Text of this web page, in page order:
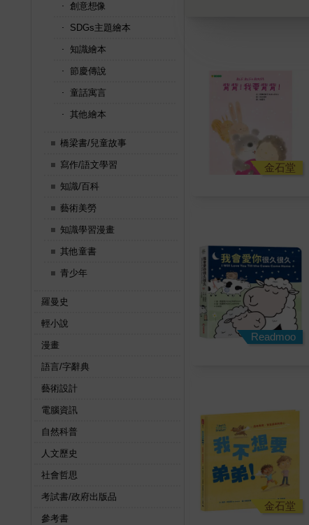
創意想像
SDGs主題繪本
知識繪本
節慶傳說
童話寓言
其他繪本
橋梁書/兒童故事
寫作/語文學習
知識/百科
藝術美勞
知識學習漫畫
其他童書
青少年
羅曼史
輕小說
漫畫
語言/字辭典
藝術設計
電腦資訊
自然科普
人文歷史
社會哲思
考試書/政府出版品
參考書
金石堂
Readmoo
金石堂